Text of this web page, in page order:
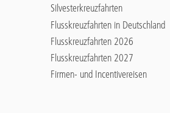
Silvesterkreuzfahrten
Flusskreuzfahrten in Deutschland
Flusskreuzfahrten 2026
Flusskreuzfahrten 2027
Firmen- und Incentivereisen